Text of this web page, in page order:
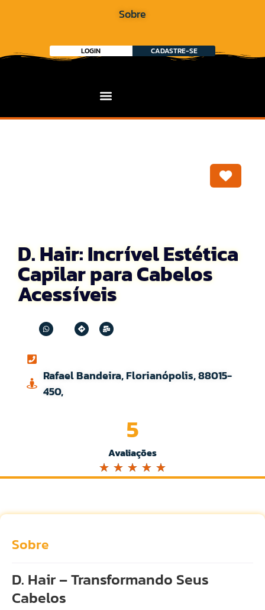
Sobre
LOGIN CADASTRE-SE
D. Hair: Incrível Estética
Capilar para Cabelos
Acessíveis
Rafael Bandeira, Florianópolis, 88015-
450,
Avaliações
5
☆ ☆ ☆ ☆ ☆
Sobre
D. Hair – Transformando Seus
Cabelos